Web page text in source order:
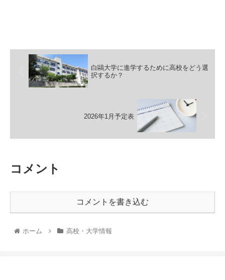
白鷗大学に進学するために高校をどう選
択するか？
2026年1月予定表
コメント
コメントを書き込む
ホーム 高校・大学情報